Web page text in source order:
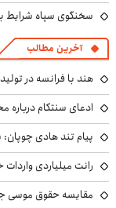
سخنگوی سپاه شرایط
آخرین مطالب
هند با فرانسه در
ادعای سنتکام درباره
پیام تند هادی چوپان:
رانت میلیاردی
مقایسه حقوق موسی